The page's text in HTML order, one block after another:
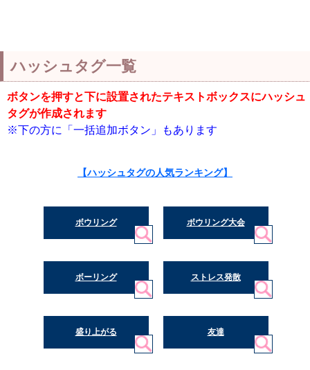
ハッシュタグ一覧
ボタンを押すと下に設置されたテキストボックスにハッシュ
タグが作成されます
※下の方に「一括追加ボタン」もあります
【ハッシュタグの人気ランキング】
ボウリング ボウリング大会
ボーリング ストレス発散
盛り上がる 友達